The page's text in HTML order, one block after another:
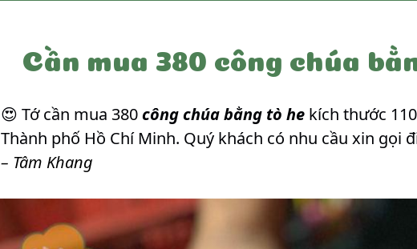
Cần mua 380 công chúa
😍 Tớ cần mua 380 công chúa bằng tò he kích thước
Thành phố Hồ Chí Minh. Quý khách có nhu cầu xin gọi
– Tâm Khang